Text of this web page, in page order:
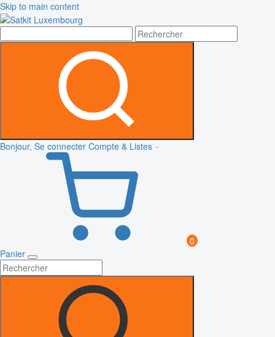
Skip to main content
Bonjour, Se connecter Compte & Listes
0
Panier